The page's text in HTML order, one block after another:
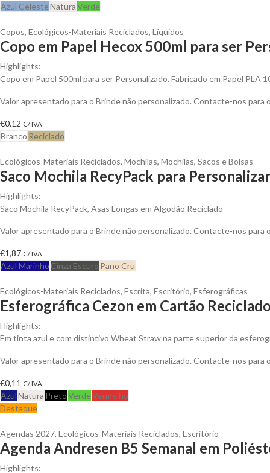
Azul CelesteNaturaVerde
Copos, Ecológicos-Materiais Reciclados, Líquidos
Copo em Papel Hecox 500ml para ser
Highlights:
Copo em Papel 500ml para ser Personalizado. Fabricado em Papel
Valor apresentado para o Brinde não personalizado. Contacte-nos
€0,12 C/ IVA
Branco Reciclado
Ecológicos-Materiais Reciclados, Mochilas, Mochilas, Sacos e Bolsas
Saco Mochila RecyPack para Personalizar
Highlights:
Saco Mochila RecyPack, Asas Longas em Algodão Reciclado
Valor apresentado para o Brinde não personalizado. Contacte-nos
€1,87 C/ IVA
Azul Marinho Cinza Escuro Pano Cru
Ecológicos-Materiais Reciclados, Escrita, Escritório, Esferográficas
Esferográfica Cezon em Cartão
Highlights:
Em tinta azul e com distintivo Wheat Straw na parte superior da
Valor apresentado para o Brinde não personalizado. Contacte-nos
€0,11 C/ IVA
AzulNatura PretoVerdeVermelho
Destaque
Agendas 2027, Ecológicos-Materiais Reciclados, Escritório
Agenda Andresen B5 Semanal em
Highlights: